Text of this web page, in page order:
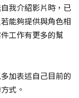
我介紹影片時，已
能夠提供與角色相
工作有更多的幫
加表述自己目前的
式。